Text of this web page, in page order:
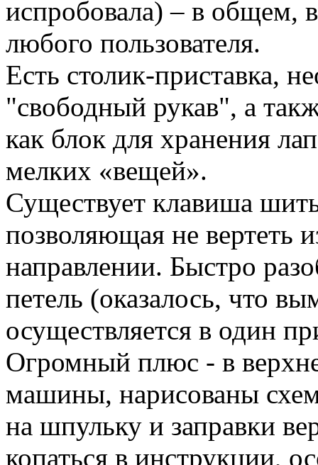
испробовала) – в общем,
любого пользователя.
Есть столик-приставка,
"свободный рукав", а
как блок для хранения
мелких «вещей».
Существует клавиша
позволяющая не вертеть
направлении. Быстро
петель (оказалось, что
осуществляется в один
Огромный плюс - в
машины, нарисованы
на шпульку и заправки
копаться в инструкции,